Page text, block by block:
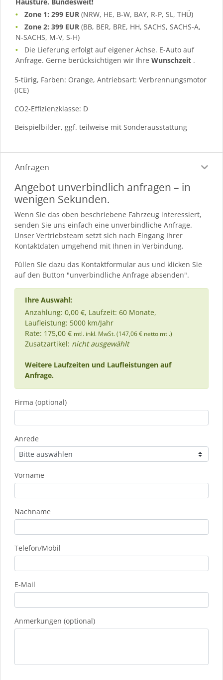
Zone 1: 299 EUR (NRW, HE, B-W, BAY, R-P, SL, THÜ)
Zone 2: 399 EUR (BB, BER, BRE, HH, SACHS, SACHS-A,
N-SACHS, M-V, S-H)
Die Lieferung erfolgt auf eigener Achse. E-Auto auf
Anfrage. Gerne berücksichtigen wir Ihre Wunschzeit .
5-türig, Farben: Orange, Antriebsart: Verbrennungsmotor
(ICE)
CO2-Effizienzklasse: D
Beispielbilder, ggf. teilweise mit Sonderausstattung
Anfragen
Angebot unverbindlich anfragen – in
wenigen Sekunden.
Wenn Sie das oben beschriebene Fahrzeug interessiert,
senden Sie uns einfach eine unverbindliche Anfrage.
Unser Vertriebsteam setzt sich nach Eingang Ihrer
Kontaktdaten umgehend mit Ihnen in Verbindung.
Füllen Sie dazu das Kontaktformular aus und klicken Sie
auf den Button "unverbindliche Anfrage absenden".
Ihre Auswahl:
Anzahlung: 0,00 €, Laufzeit: 60 Monate,
Laufleistung: 5000 km/Jahr
Rate: 175,00 € mtl. inkl. MwSt. (147,06 € netto mtl.)
Zusatzartikel: nicht ausgewählt
Weitere Laufzeiten und Laufleistungen auf
Anfrage.
Firma (optional)
Anrede
Vorname
Nachname
Telefon/Mobil
E-Mail
Anmerkungen (optional)